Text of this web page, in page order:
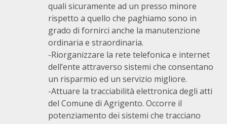
quali sicuramente ad un presso minore
rispetto a quello che paghiamo sono in
grado di fornirci anche la manutenzione
ordinaria e straordinaria.
-Riorganizzare la rete telefonica e internet
dell’ente attraverso sistemi che consentano
un risparmio ed un servizio migliore.
-Attuare la tracciabilità elettronica degli atti
del Comune di Agrigento. Occorre il
potenziamento dei sistemi che tracciano